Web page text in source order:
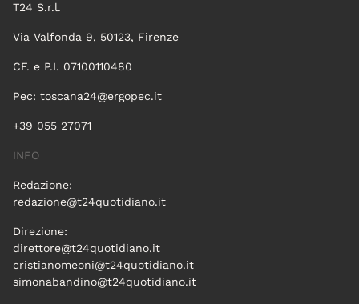
T24 S.r.l.
Via Valfonda 9, 50123, Firenze
CF. e P.I. 07100110480
Pec: toscana24@ergopec.it
+39 055 27071
INFO
Redazione:
redazione@t24quotidiano.it
Direzione:
direttore@t24quotidiano.it
cristianomeoni@t24quotidiano.it
simonabandino@t24quotidiano.it